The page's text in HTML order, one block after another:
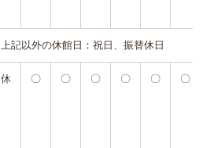
上記以外の休館日：祝日、振替休日
休 〇 〇 〇 〇 〇 〇